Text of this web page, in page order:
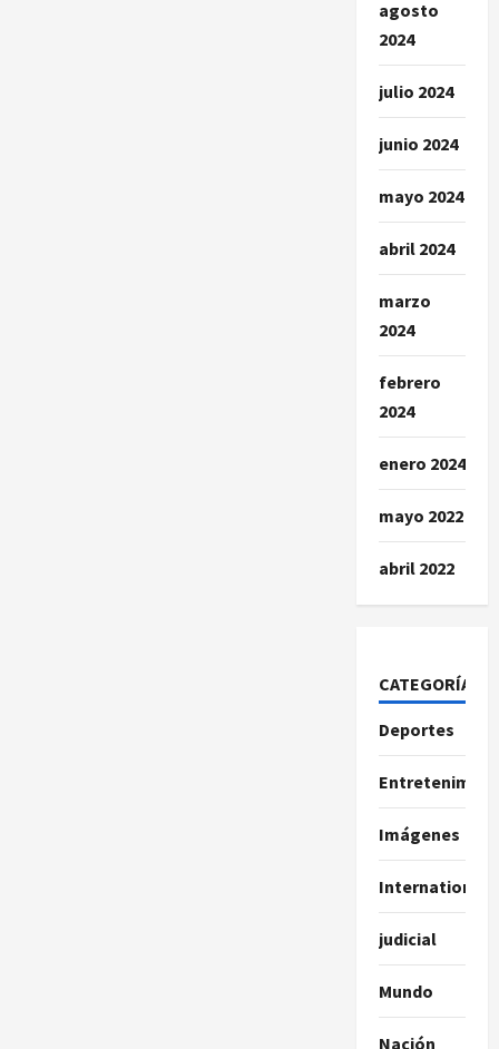
agosto
2024
julio 2024
junio 2024
mayo 2024
abril 2024
marzo
2024
febrero
2024
enero 2024
mayo 2022
abril 2022
CATEGORÍAS
Deportes
Imágenes
International
judicial
Mundo
Nación